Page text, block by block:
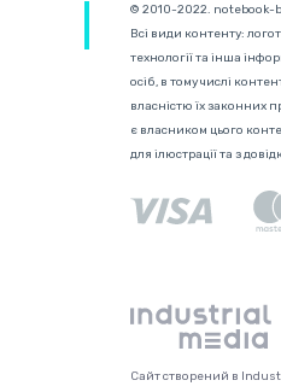
© 2010-2022. notebook-
Всі види контенту:
технології та інша
осіб, в тому числі
власністю їх законних
є власником цього
для ілюстрації та з
Сайт створений в